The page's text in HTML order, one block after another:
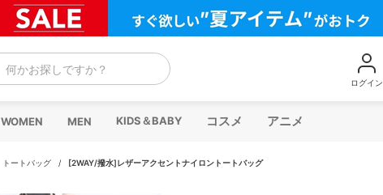
何かお探しですか？
ログイン
WOMEN MEN KIDS＆BABY コスメ アニメ
トートバッグ / [2WAY/撥水]レザーアクセントナイロントートバッグ